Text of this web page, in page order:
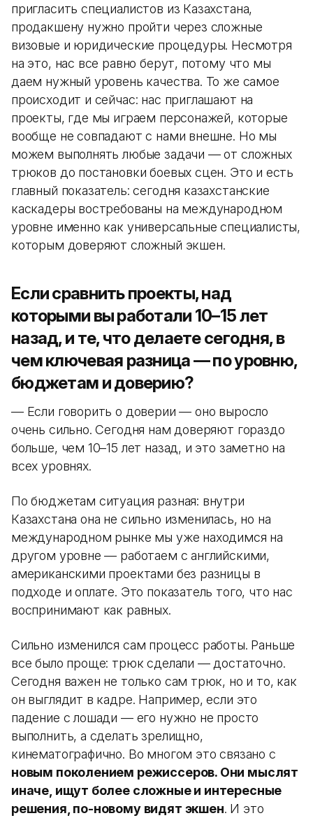
пригласить специалистов из Казахстана,
продакшену нужно пройти через сложные
визовые и юридические процедуры. Несмотря
на это, нас все равно берут, потому что мы
даем нужный уровень качества. То же самое
происходит и сейчас: нас приглашают на
проекты, где мы играем персонажей, которые
вообще не совпадают с нами внешне. Но мы
можем выполнять любые задачи — от сложных
трюков до постановки боевых сцен. Это и есть
главный показатель: сегодня казахстанские
каскадеры востребованы на международном
уровне именно как универсальные специалисты,
которым доверяют сложный экшен.
Если сравнить проекты, над
которыми вы работали 10–15 лет
назад, и те, что делаете сегодня, в
чем ключевая разница — по уровню,
бюджетам и доверию?
— Если говорить о доверии — оно выросло
очень сильно. Сегодня нам доверяют гораздо
больше, чем 10–15 лет назад, и это заметно на
всех уровнях.
По бюджетам ситуация разная: внутри
Казахстана она не сильно изменилась, но на
международном рынке мы уже находимся на
другом уровне — работаем с английскими,
американскими проектами без разницы в
подходе и оплате. Это показатель того, что нас
воспринимают как равных.
Сильно изменился сам процесс работы. Раньше
все было проще: трюк сделали — достаточно.
Сегодня важен не только сам трюк, но и то, как
он выглядит в кадре. Например, если это
падение с лошади — его нужно не просто
выполнить, а сделать зрелищно,
кинематографично. Во многом это связано с
новым поколением режиссеров. Они мыслят
иначе, ищут более сложные и интересные
решения, по-новому видят экшен. И это